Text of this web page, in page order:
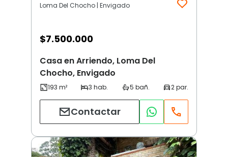
Loma Del Chocho | Envigado
$7.500.000
Casa en Arriendo, Loma Del
Chocho, Envigado
Contactar